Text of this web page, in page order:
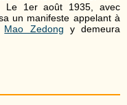
Le 1er août 1935, avec
un manifeste appelant à
Mao Zedong y demeura